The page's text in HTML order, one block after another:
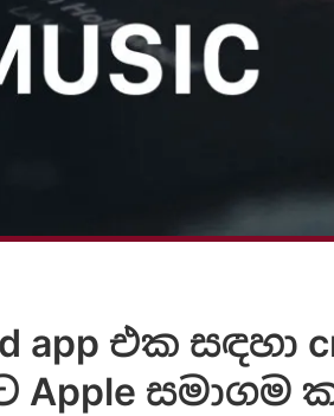
app එක සඳහා
Apple